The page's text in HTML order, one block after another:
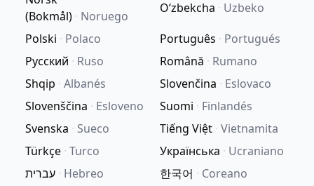
(Bokmål) · Noruego
Oʻzbekcha · Uzbeko
Polski · Polaco Português · Portugués
Русский · Ruso Română · Rumano
Shqip · Albanés Slovenčina · Eslovaco
Slovenščina · Esloveno Suomi · Finlandés
Svenska · Sueco Tiếng Việt · Vietnamita
Türkçe · Turco Українська · Ucraniano
עברית · Hebreo 한국어 · Coreano